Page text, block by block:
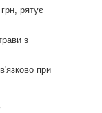
рятує
з
при